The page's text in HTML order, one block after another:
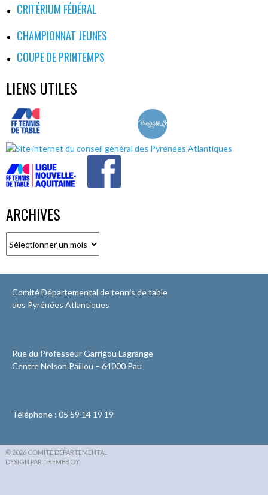
CRITÉRIUM FÉDÉRAL
CHAMPIONNAT JEUNES
COUPE DE PRINTEMPS
LIENS UTILES
ARCHIVES
Comité Départemental de tennis de table
des Pyrénées Atlantiques
Rue du Professeur Garrigou Lagrange
Centre Nelson Paillou – 64000 Pau
Téléphone : 05 59 14 19 19
© 2026 COMITÉ DÉPARTEMENTAL
DESIGN PAR THEMEBOY